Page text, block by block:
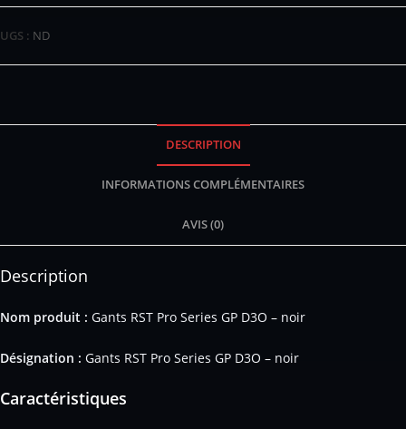
UGS : ND
DESCRIPTION
INFORMATIONS COMPLÉMENTAIRES
AVIS (0)
Description
Nom produit : Gants RST Pro Series GP D3O – noir
Désignation : Gants RST Pro Series GP D3O – noir
Caractéristiques